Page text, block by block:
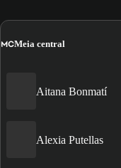
MCMeia central
Aitana Bonmatí
Alexia Putellas